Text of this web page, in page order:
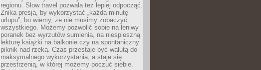
regionu. Slow travel pozwala też lepiej odpocząć.
Znika presja, by wykorzystać „każdą minutę
urlopu”, bo wiemy, że nie musimy zobaczyć
wszystkiego. Możemy pozwolić sobie na leniwy
poranek bez wyrzutów sumienia, na niespieszną
lekturę książki na balkonie czy na spontaniczny
piknik nad rzeką. Czas przestaje być walutą do
maksymalnego wykorzystania, a staje się
przestrzenią, w której możemy poczuć siebie.